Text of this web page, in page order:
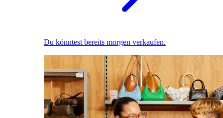
Du könntest bereits morgen verkaufen.